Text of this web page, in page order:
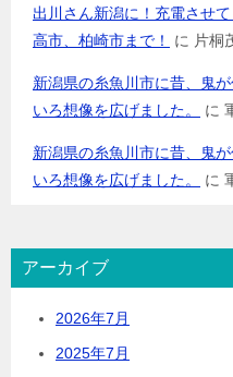
出川さん新潟に！充電させ
高市、柏崎市まで！
に 片桐
新潟県の糸魚川市に昔、鬼
いろ想像を広げました。
に
新潟県の糸魚川市に昔、鬼
いろ想像を広げました。
に
アーカイブ
2026年7月
2025年7月